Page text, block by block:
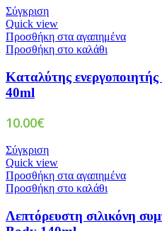
Σύγκριση
Quick view
Προσθήκη στα αγαπημένα
Προσθήκη στο καλάθι
Καταλύτης ενεργοποιητής
40ml
10.00€
Σύγκριση
Quick view
Προσθήκη στα αγαπημένα
Προσθήκη στο καλάθι
Λεπτόρευστη σιλικόνη